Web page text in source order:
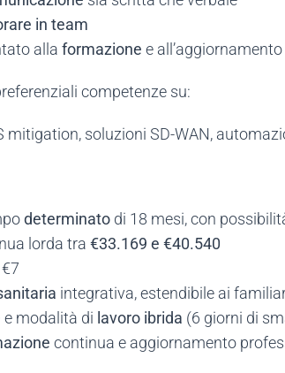
in team
alla formazione e
competenze su:
mitigation, soluzioni SD-WAN,
determinato di 18 mesi, con
lorda tra €33.169 e €40.540
integrativa, estendibile ai
e modalità di lavoro ibrida (6 giorni di
continua e aggiornamento